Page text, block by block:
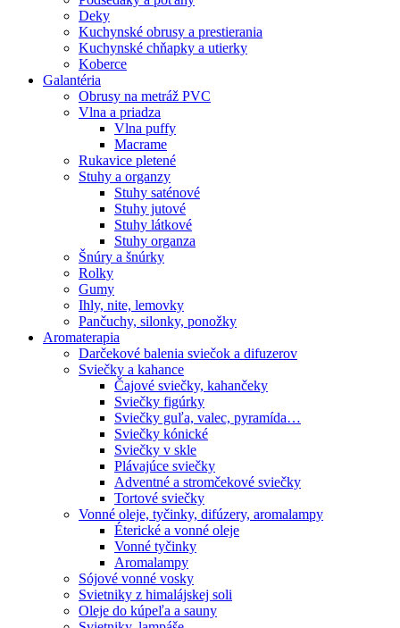
Deky
Kuchynské obrusy a prestierania
Kuchynské chňapky a utierky
Koberce
Galantéria
Obrusy na metráž PVC
Vlna a priadza
Vlna puffy
Macrame
Rukavice pletené
Stuhy a organzy
Stuhy saténové
Stuhy jutové
Stuhy látkové
Stuhy organza
Šnúry a šnúrky
Rolky
Gumy
Ihly, nite, lemovky
Pančuchy, silonky, ponožky
Aromaterapia
Darčekové balenia sviečok a difuzerov
Sviečky a kahance
Čajové sviečky, kahančeky
Sviečky figúrky
Sviečky guľa, valec, pyramída…
Sviečky kónické
Sviečky v skle
Plávajúce sviečky
Adventné a stromčekové sviečky
Tortové sviečky
Vonné oleje, tyčinky, difúzery, aromalampy
Éterické a vonné oleje
Vonné tyčinky
Aromalampy
Sójové vonné vosky
Svietniky z himalájskej soli
Oleje do kúpeľa a sauny